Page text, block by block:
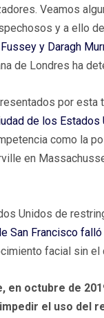
Veamos
y a ello
y Daragh
de Londres ha
por esta
de los Estados
como la
en
Unidos de
San Francisco
facial sin
en octubre de
el uso del